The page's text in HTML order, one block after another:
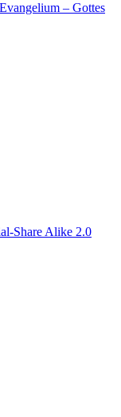
Evangelium – Gottes
Share Alike 2.0